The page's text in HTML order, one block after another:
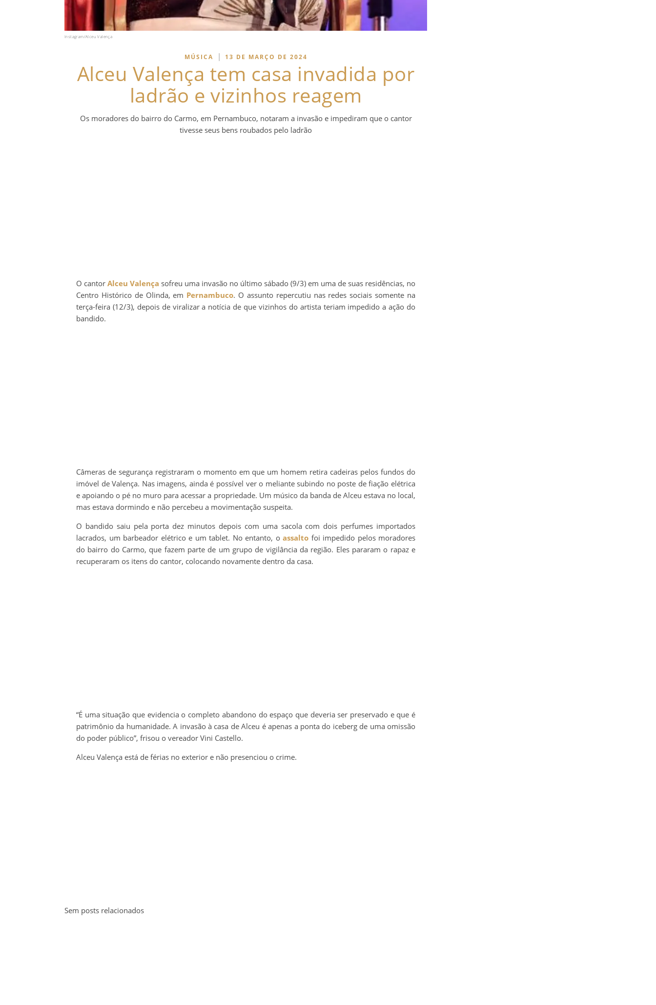
Instagram/Alceu Valença
MÚSICA | 13 DE MARÇO DE 2024
Alceu Valença tem casa invadida por
ladrão e vizinhos reagem
Os moradores do bairro do Carmo, em Pernambuco, notaram a invasão e impediram que o cantor
tivesse seus bens roubados pelo ladrão
O cantor Alceu Valença sofreu uma invasão no último sábado (9/3) em uma de suas residências, no
Centro Histórico de Olinda, em Pernambuco. O assunto repercutiu nas redes sociais somente na
terça-feira (12/3), depois de viralizar a notícia de que vizinhos do artista teriam impedido a ação do
bandido.
Câmeras de segurança registraram o momento em que um homem retira cadeiras pelos fundos do
imóvel de Valença. Nas imagens, ainda é possível ver o meliante subindo no poste de fiação elétrica
e apoiando o pé no muro para acessar a propriedade. Um músico da banda de Alceu estava no local,
mas estava dormindo e não percebeu a movimentação suspeita.
O bandido saiu pela porta dez minutos depois com uma sacola com dois perfumes importados
lacrados, um barbeador elétrico e um tablet. No entanto, o assalto foi impedido pelos moradores
do bairro do Carmo, que fazem parte de um grupo de vigilância da região. Eles pararam o rapaz e
recuperaram os itens do cantor, colocando novamente dentro da casa.
“É uma situação que evidencia o completo abandono do espaço que deveria ser preservado e que é
patrimônio da humanidade. A invasão à casa de Alceu é apenas a ponta do iceberg de uma omissão
do poder público”, frisou o vereador Vini Castello.
Alceu Valença está de férias no exterior e não presenciou o crime.
Sem posts relacionados